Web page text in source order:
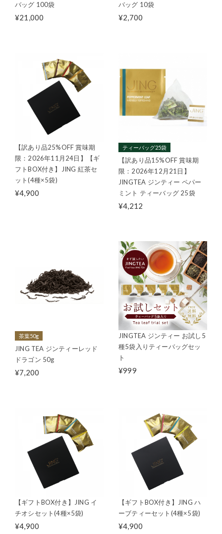
バッグ 100袋
¥21,000
バッグ 10袋
¥2,700
【訳あり品25%OFF 賞味期
限：2026年11月24日】【ギ
フトBOX付き】JING 紅茶セ
ット(4種×5袋)
¥4,900
ティーバッグ25袋
【訳あり品15%OFF 賞味期
限：2026年12月21日】
JINGTEA ジンティー ペパー
ミント ティーバッグ 25袋
¥4,212
茶葉50g
JING TEA ジンティーレッド
ドラゴン 50g
¥7,200
JINGTEA ジンティー お試し5
種5袋入りティーバッグセッ
ト
¥999
【ギフトBOX付き】JING イ
チオシセット(4種×5袋)
¥4,900
【ギフトBOX付き】JING ハ
ーブティーセット(4種×5袋)
¥4,900